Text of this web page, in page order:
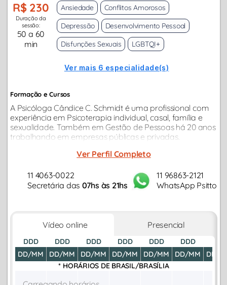
R$ 230
Duração da
sessão:
50 a 60
min
Ansiedade
Conflitos Amorosos
Depressão
Desenvolvimento Pessoal
Disfunções Sexuais
LGBTQI+
Ver mais 6 especialidade(s)
Formação e Cursos
A Psicóloga Cândice C. Schmidt é uma profissional com
experiência em Psicoterapia individual, casal, família e
sexualidade. Também em Gestão de Pessoas há 20 anos
trabalhando em empresas públicas e privadas.
Ver Perfil Completo
11 4063-0022
Secretária das 07hs às 21hs
11 96863-2121
WhatsApp Psitto
Vídeo online Presencial
DDD
DD/MM
DDD
DD/MM
DDD
DD/MM
DDD
DD/MM
DDD
DD/MM
DDD
DD/MM
DD/
* HORÁRIOS DE BRASIL/BRASÍLIA